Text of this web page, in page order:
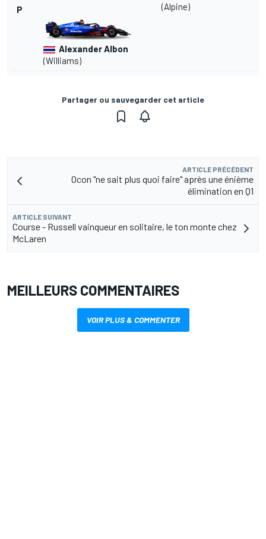
P
Alexander Albon
(Williams)
(Alpine)
Partager ou sauvegarder cet article
ARTICLE PRÉCÉDENT
Ocon "ne sait plus quoi faire" après une énième
élimination en Q1
ARTICLE SUIVANT
Course - Russell vainqueur en solitaire, le ton monte chez
McLaren
MEILLEURS COMMENTAIRES
VOIR PLUS & COMMENTER